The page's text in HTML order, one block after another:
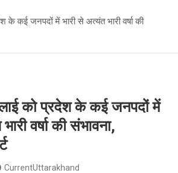
कई जनपदों में भारी से अत्यंत भारी वर्षा की
को प्रदेश के कई जनपदों में
वर्षा की संभावना,
CurrentUttarakhand